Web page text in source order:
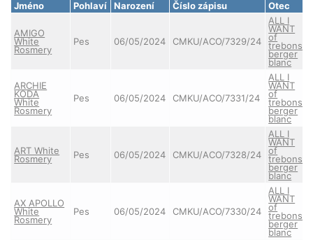
Jméno Pohlaví Narození Číslo zápisu Otec
AMIGO
White
Rosmery
Pes 06/05/2024 CMKU/ACO/7329/24
ALL I
WANT
of
trebons
berger
blanc
ARCHIE
KODA
White
Rosmery
Pes 06/05/2024 CMKU/ACO/7331/24
ALL I
WANT
of
trebons
berger
blanc
ART White
Rosmery Pes 06/05/2024 CMKU/ACO/7328/24
ALL I
WANT
of
trebons
berger
blanc
AX APOLLO
White
Rosmery
Pes 06/05/2024 CMKU/ACO/7330/24
ALL I
WANT
of
trebons
berger
blanc